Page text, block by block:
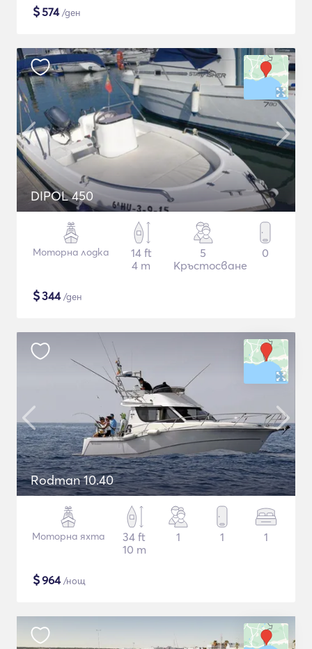
$574/ден
DIPOL 450
Моторна лодка
14 ft
4 m
5
Кръстосване
0
$344/ден
Rodman 10.40
Моторна яхта
34 ft
10 m
1 1 1
$964/нощ